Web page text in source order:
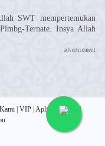
SWT mempertemukan
Ternate. Insya Allah
advertisement
VIP Aplikasi Jodoh
|